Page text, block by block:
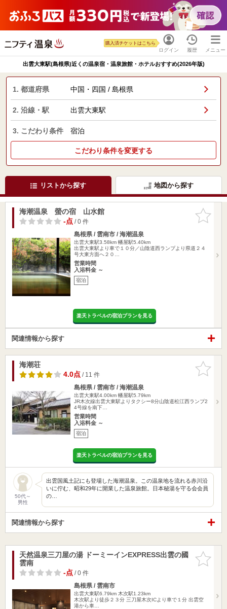
ログイン
購入済チケットはこちら
履歴 メニュー
出雲大東駅(島根県)近くの温泉宿・温泉旅館・ホテルおすすめ(2026年版)
1. 都道府県 中国・四国 / 島根県
2. 沿線・駅 出雲大東駅
3. こだわり条件 宿泊
こだわり条件を変更する
リストから探す 地図から探す
お気に入
りに追加
海潮温泉 螢の宿 山水館
-点/ 0 件
島根県 / 雲南市 / 海潮温泉
出雲大東駅3.58km 幡屋駅5.40km
出雲大東駅より車で１０分／山陰道西ランプより県道２４
号大東方面へ２０…
営業時間
入浴料金 ～
宿泊
楽天トラベルの宿泊プランを見る
関連情報から探す
お気に入
りに追加
海潮荘
4.0点/ 11 件
島根県 / 雲南市 / 海潮温泉
出雲大東駅4.00km 幡屋駅5.79km
JR木次線出雲大東駅よりタクシー8分山陰道松江西ランプ2
4号線を南下…
営業時間
入浴料金 ～
宿泊
楽天トラベルの宿泊プランを見る
50代～
男性
出雲国風土記にも登場した海潮温泉。この温泉地を流れる赤川沿
いに佇む、昭和29年に開業した温泉旅館。日本秘湯を守る会会員
の…
関連情報から探す
お気に入
りに追加
天然温泉三刀屋の湯 ドーミーインEXPRESS出雲の國
雲南
-点/ 0 件
島根県 / 雲南市
出雲大東駅6.79km 木次駅1.23km
木次駅より徒歩２３分 三刀屋木次ICより車で１分 出雲空
港から車…